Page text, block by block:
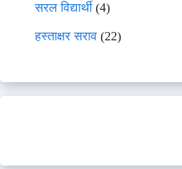
सरल विद्यार्थी(4)
हस्ताक्षर सराव (22)